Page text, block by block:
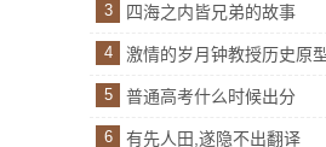
3 四海之内皆兄弟的故事
4 激情的岁月钟教授历史原
5 普通高考什么时候出分
6 有先人田,遂隐不出翻译